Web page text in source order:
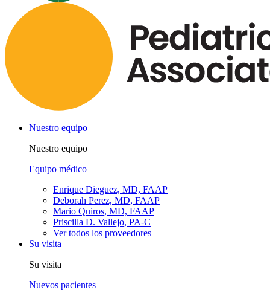
Nuestro equipo
Nuestro equipo
Equipo médico
Enrique Dieguez, MD, FAAP
Deborah Perez, MD, FAAP
Mario Quiros, MD, FAAP
Priscilla D. Vallejo, PA-C
Ver todos los proveedores
Su visita
Su visita
Nuevos pacientes